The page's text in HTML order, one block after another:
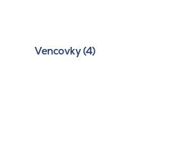
Vencovky (4)